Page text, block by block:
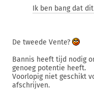
Ik ben bang dat
De tweede Vente?
Bannis heeft tijd nodig
genoeg potentie heeft.
Voorlopig niet geschikt
afschrijven.